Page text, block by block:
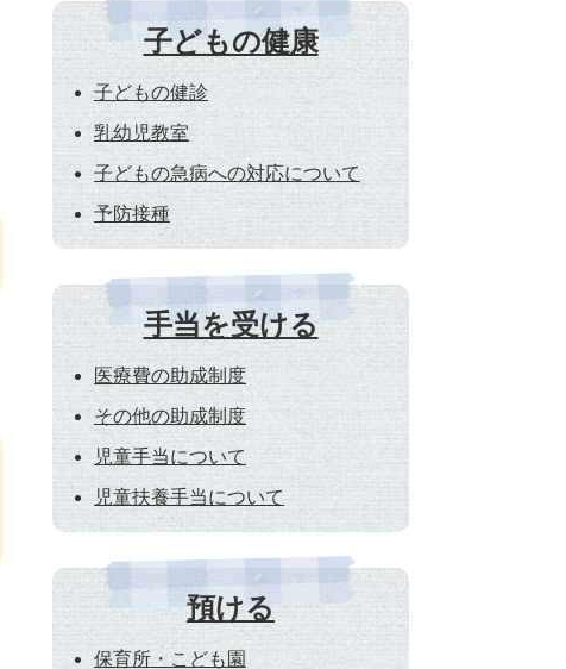
子どもの健康
子どもの健診
乳幼児教室
子どもの急病への対応について
予防接種
手当を受ける
医療費の助成制度
その他の助成制度
児童手当について
児童扶養手当について
預ける
保育所・こども園